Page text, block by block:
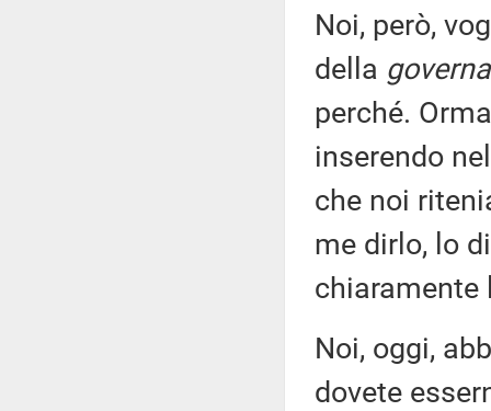
Noi, però,
della
perché.
inserendo
che noi
me dirlo, lo
chiaramente
Noi, oggi,
dovete